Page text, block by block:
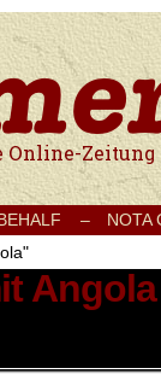
für Frieden,
BEHALF –
NOTA
Angola